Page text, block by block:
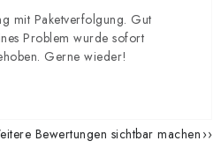
mit Paketverfolgung. Gut
Problem wurde sofort
Gerne wieder!
Bewertungen sichtbar machen